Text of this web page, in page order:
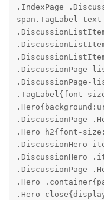
.IndexPage
span.TagLabel-
.DiscussionPage-
.DiscussionPage-
.TagLabel{font-
.DiscussionPage
.Hero h2{font-
.DiscussionHero-
.DiscussionHero
.DiscussionPage
.Hero
.Hero-